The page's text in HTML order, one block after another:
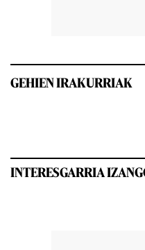
GEHIEN IRAKURRIAK
INTERESGARRIA